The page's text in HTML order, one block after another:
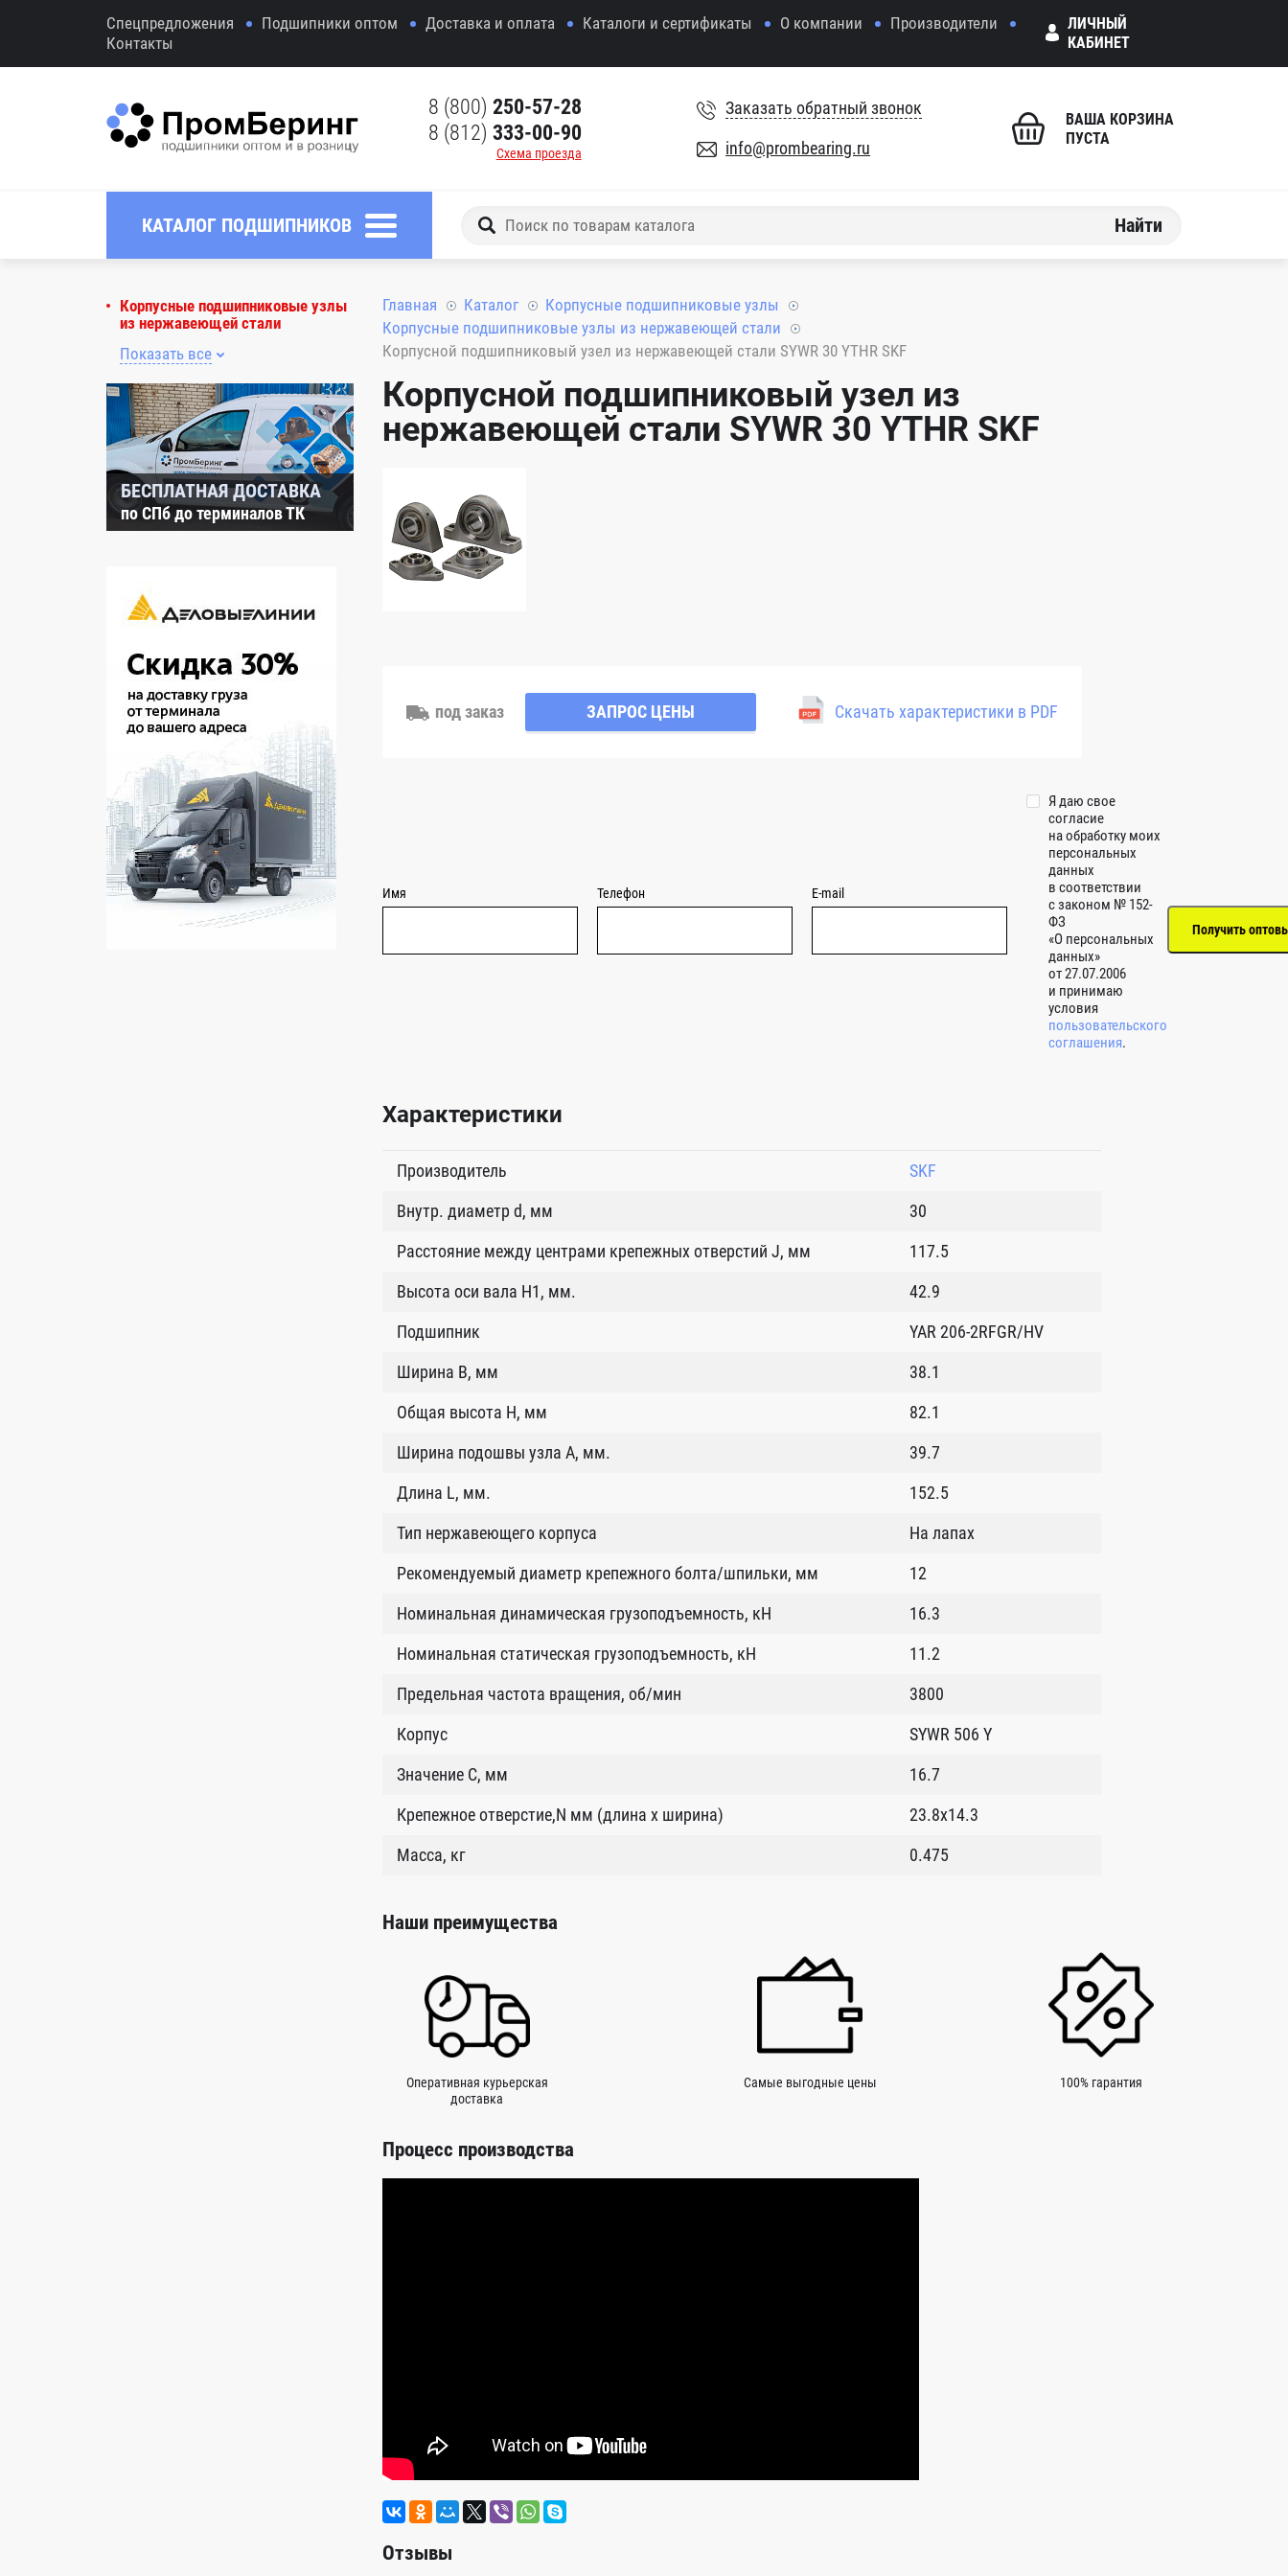
Спецпредложения Подшипники оптом Доставка и оплата Каталоги и сертификаты О компании
Производители
Контакты
ЛИЧНЫЙ
КАБИНЕТ
8 (800) 250-57-28
8 (812) 333-00-90
Схема проезда
Заказать обратный звонок
info@prombearing.ru
ВАША КОРЗИНА
ПУСТА
КАТАЛОГ ПОДШИПНИКОВ Найти
Корпусные подшипниковые узлы
из нержавеющей стали
Показать все
БЕСПЛАТНАЯ ДОСТАВКА
по СПб до терминалов ТК
Главная Каталог
Корпусные подшипниковые узлы
Корпусные подшипниковые узлы из нержавеющей стали
Корпусной подшипниковый узел из нержавеющей стали SYWR 30 YTHR SKF
Корпусной подшипниковый узел из
нержавеющей стали SYWR 30 YTHR SKF
под заказ ЗАПРОС ЦЕНЫ Скачать характеристики в PDF
Имя Телефон E-mail
Я даю свое
согласие
на обработку моих
персональных
данных
в соответствии
с законом № 152-
ФЗ
«О персональных
данных»
от 27.07.2006
и принимаю
условия
пользовательского
соглашения.
Характеристики
Производитель
SKF
Внутр. диаметр d, мм
30
Расстояние между центрами крепежных отверстий J, мм
117.5
Высота оси вала H1, мм.
42.9
Подшипник
YAR 206-2RFGR/HV
Ширина B, мм
38.1
Общая высота H, мм
82.1
Ширина подошвы узла А, мм.
39.7
Длина L, мм.
152.5
Тип нержавеющего корпуса
На лапах
Рекомендуемый диаметр крепежного болта/шпильки, мм
12
Номинальная динамическая грузоподъемность, кН
16.3
Номинальная статическая грузоподъемность, кН
11.2
Предельная частота вращения, об/мин
3800
Корпус
SYWR 506 Y
Значение C, мм
16.7
Крепежное отверстие,N мм (длина х ширина)
23.8x14.3
Масса, кг
0.475
Наши преимущества
Оперативная курьерская
доставка
Самые выгодные цены 100% гарантия
Процесс производства
Отзывы